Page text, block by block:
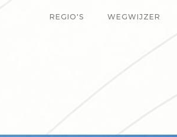
REGIO'S WEGWIJZER